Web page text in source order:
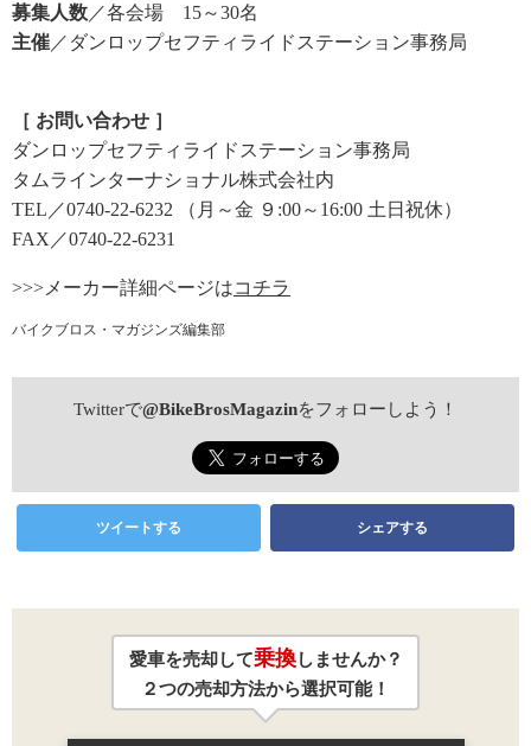
募集人数 ／各会場 15～30名
主催 ／ダンロップセフティライドステーション事務局
［ お問い合わせ ］
ダンロップセフティライドステーション事務局
タムラインターナショナル株式会社内
TEL／0740-22-6232 （月～金 ９:00～16:00 土日祝休）
FAX／0740-22-6231
>>>メーカー詳細ページはコチラ
バイクブロス・マガジンズ編集部
Twitterで@BikeBrosMagazinをフォローしよう！
ツイートする シェアする
愛車を売却して乗換しませんか？
２つの売却方法から選択可能！